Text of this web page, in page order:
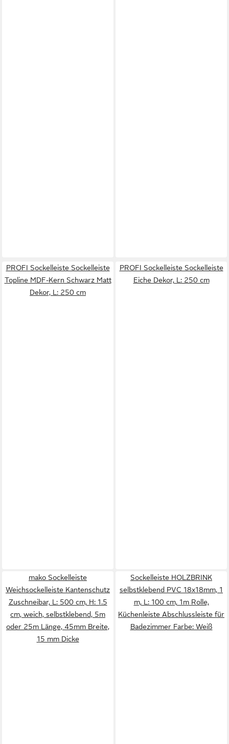
PROFI Sockelleiste Sockelleiste
Topline MDF-Kern Schwarz Matt
Dekor, L: 250 cm
PROFI Sockelleiste Sockelleiste
Eiche Dekor, L: 250 cm
mako Sockelleiste
Weichsockelleiste Kantenschutz
Zuschneibar, L: 500 cm, H: 1.5
cm, weich, selbstklebend, 5m
oder 25m Länge, 45mm Breite,
15 mm Dicke
Sockelleiste HOLZBRINK
selbstklebend PVC 18x18mm, 1
m, L: 100 cm, 1m Rolle,
Küchenleiste Abschlussleiste für
Badezimmer Farbe: Weiß